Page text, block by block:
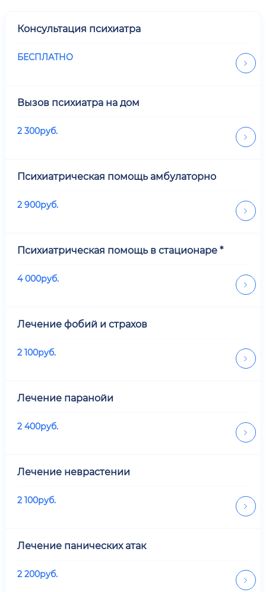
Консультация психиатра
БЕСПЛАТНО
Вызов психиатра на дом
2 300руб.
Психиатрическая помощь амбулаторно
2 900руб.
Психиатрическая помощь в стационаре *
4 000руб.
Лечение фобий и страхов
2 100руб.
Лечение паранойи
2 400руб.
Лечение неврастении
2 100руб.
Лечение панических атак
2 200руб.